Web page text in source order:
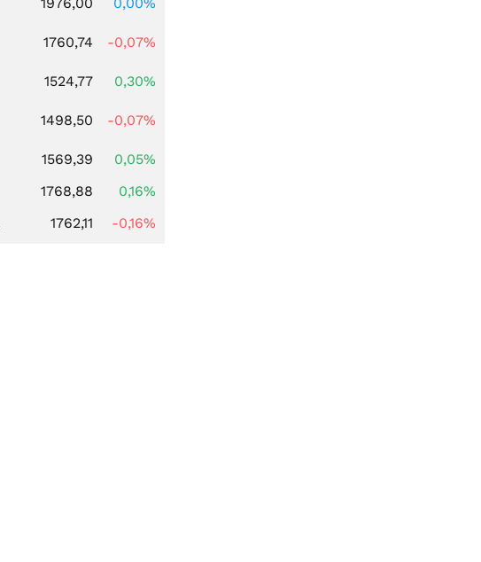
1760,74 -0,07%
1524,77
0,30%
1498,50 -0,07%
1569,39
0,05%
1768,88
0,16%
1762,11 -0,16%